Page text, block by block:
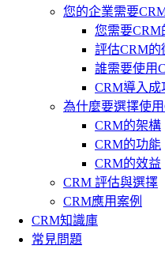
您的企業需要
您需要CRM
評估CRM的
誰需要使用
CRM導入成
為什麼要選擇使
CRM的架構
CRM的功能
CRM的效益
CRM 評估與選擇
CRM應用案例
CRM知識庫
常見問題